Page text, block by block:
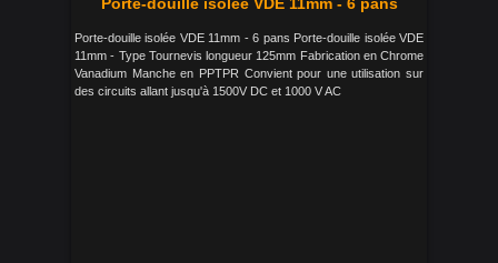
Porte-douille isolée VDE 11mm - 6 pans Porte-douille isolée VDE
11mm - Type Tournevis longueur 125mm Fabrication en Chrome
Vanadium Manche en PPTPR Convient pour une utilisation sur
des circuits allant jusqu'à 1500V DC et 1000 V AC